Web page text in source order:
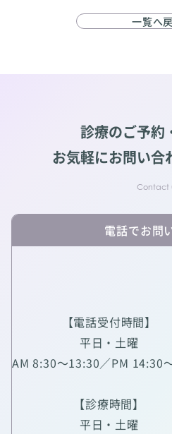
一覧へ
診療のご予約
お気軽にお問い合
電話でお問
【電話受付時間】
平日・土曜
AM 8:30～13:30／PM 14:30
【診療時間】
平日・土曜